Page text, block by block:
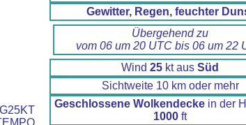
Gewitter, Regen, feuchter
Übergehend zu
vom 06 um 20 UTC bis 06 um 22
Wind 25 kt aus Süd
Sichtweite 10 km oder mehr
Geschlossene Wolkendeckein der
1000 ft